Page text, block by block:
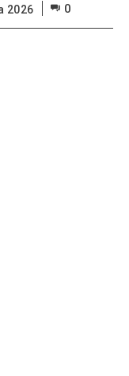
2026 0